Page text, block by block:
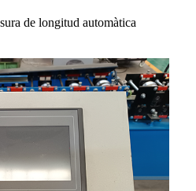
de longitud automàtica